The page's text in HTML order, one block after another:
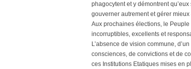
phagocytent et y démontrent
gouverner autrement et gérer
Aux prochaines élections, le
incorruptibles, excellents et
L’absence de vision commune,
consciences, de convictions et de
ces Institutions Etatiques mises en